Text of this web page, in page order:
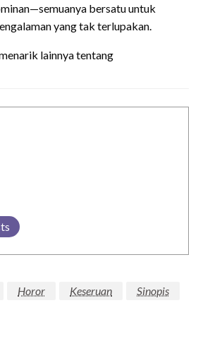
bersatu untuk
yang tak terlupakan.
lainnya tentang
Horor Keseruan
Sinopis